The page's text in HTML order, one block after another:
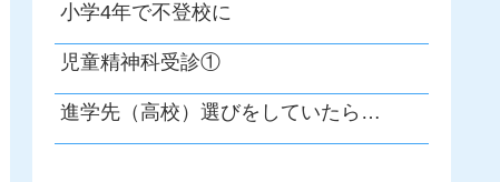
小学4年で不登校に
児童精神科受診①
進学先（高校）選びをしていたら…